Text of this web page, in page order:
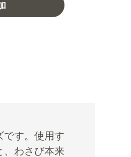
です。使用す
、わさび本来